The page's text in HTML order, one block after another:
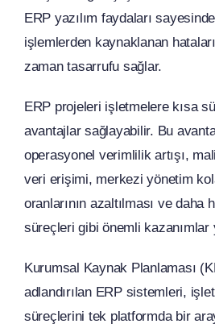
ERP yazılım faydaları
işlemlerden kaynaklanan
zaman tasarrufu sağlar.
ERP projeleri işletmelere kısa
avantajlar sağlayabilir. Bu
operasyonel verimlilik artışı,
veri erişimi, merkezi yönetim
oranlarının azaltılması ve daha
süreçleri gibi önemli kazanımlar
Kurumsal Kaynak Planlaması
adlandırılan ERP sistemleri,
süreçlerini tek platformda bir